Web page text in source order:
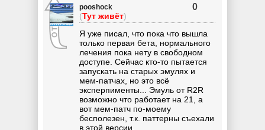
pooshock
(Тут живёт)
0
Я уже писал, что пока что вышла
только первая бета, нормального
лечения пока нету в свободном
доступе. Сейчас кто-то пытается
запускать на старых эмулях и
мем-патчах, но это всё
эксперпименты... Эмуль от R2R
возможно что работает на 21, а
вот мем-патч по-моему
бесполезен, т.к. паттерны съехали
в этой версии.